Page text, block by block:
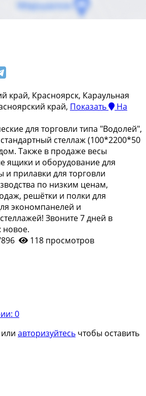
край, Красноярск, Караульная
край, Показать
На
для торговли типа "Водолей",
стеллаж (100*2200*50
Также в продаже весы
ящики и оборудование для
и прилавки для торговли
по низким ценам,
решётки и полки для
экономпанелей и
Звоните 7 дней в
новое.
118 просмотров
0
или авторизуйтесь чтобы оставить